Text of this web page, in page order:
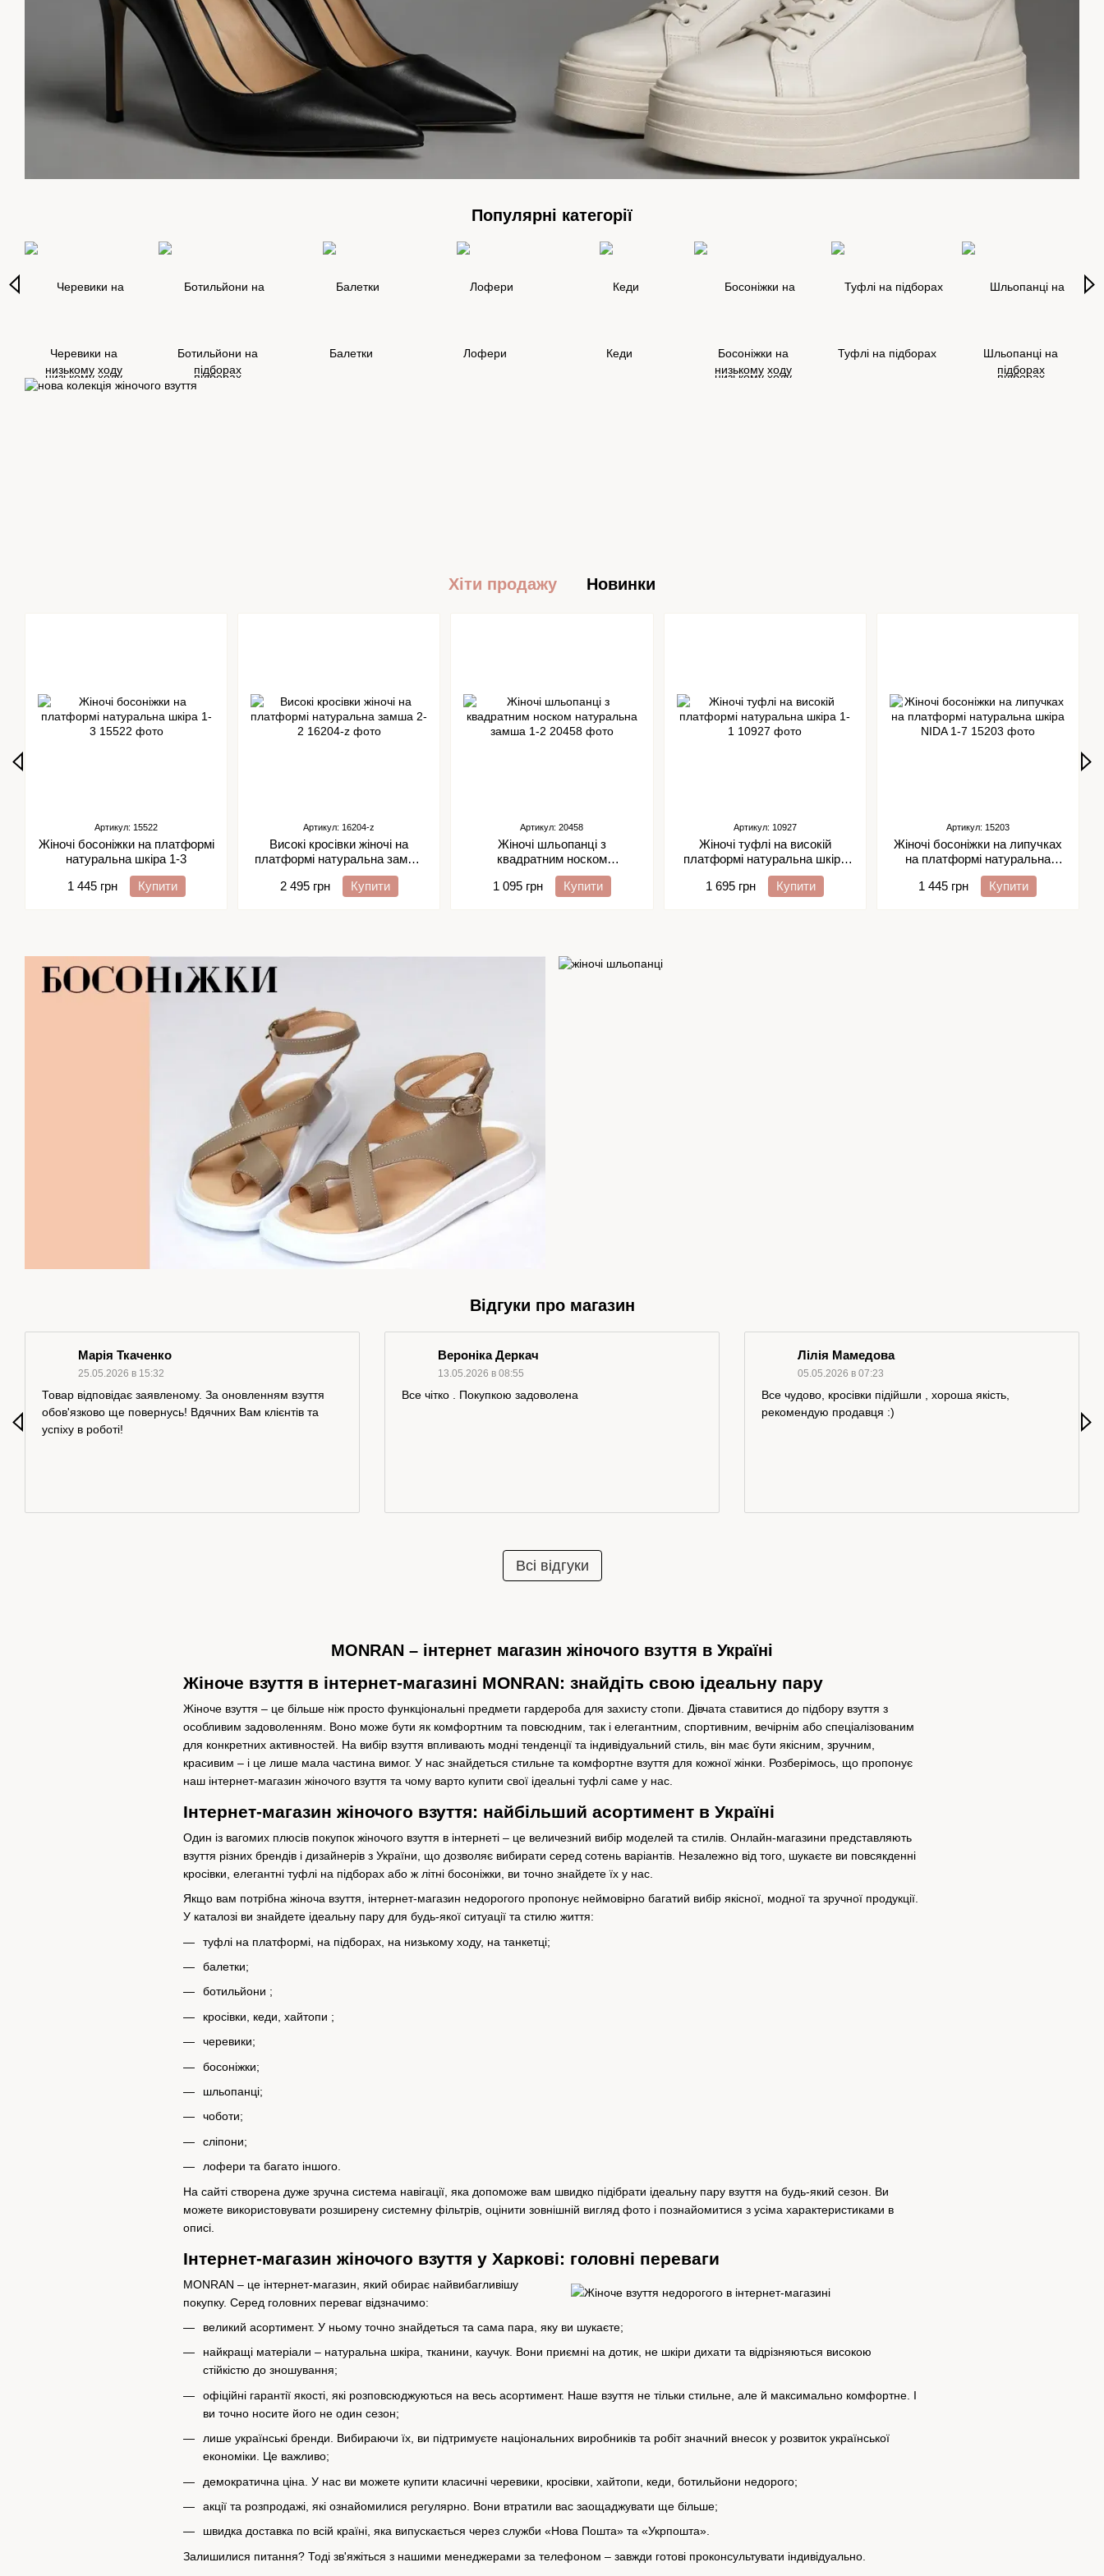
Популярні категорії
Черевики на
низькому ходу
Ботильйони на
підборах
Балетки Лофери Кеди
Босоніжки на
низькому ходу
Туфлі на підборах
Шльопанці на
підборах
Хіти продажу Новинки
Артикул: 15522
Жіночі босоніжки на платформі
натуральна шкіра 1-3
1 445 грн
Купити
Артикул: 16204-z
Високі кросівки жіночі на
платформі натуральна замша
2-2
2 495 грн
Купити
Артикул: 20458
Жіночі шльопанці з
квадратним носком
натуральна замша 1-2
1 095 грн
Купити
Артикул: 10927
Жіночі туфлі на високій
платформі натуральна шкіра
1-1
1 695 грн
Купити
Артикул: 15203
Жіночі босоніжки на липучках
на платформі натуральна
шкіра NIDA 1-7
1 445 грн
Купити
Відгуки про магазин
Марія Ткаченко
25.05.2026 в 15:32
Товар відповідає заявленому. За оновленням взуття
обов'язково ще повернусь! Вдячних Вам клієнтів та
успіху в роботі!
Вероніка Деркач
13.05.2026 в 08:55
Все чітко . Покупкою задоволена
Лілія Мамедова
05.05.2026 в 07:23
Все чудово, кросівки підійшли , хороша якість,
рекомендую продавця :)
Всі відгуки
MONRAN – інтернет магазин жіночого взуття в Україні
Жіноче взуття в інтернет-магазині MONRAN: знайдіть свою ідеальну пару
Жіноче взуття – це більше ніж просто функціональні предмети гардероба для захисту стопи. Дівчата ставитися до підбору взуття з
особливим задоволенням. Воно може бути як комфортним та повсюдним, так і елегантним, спортивним, вечірнім або спеціалізованим
для конкретних активностей. На вибір взуття впливають модні тенденції та індивідуальний стиль, він має бути якісним, зручним,
красивим – і це лише мала частина вимог. У нас знайдеться стильне та комфортне взуття для кожної жінки. Розберімось, що пропонує
наш інтернет-магазин жіночого взуття та чому варто купити свої ідеальні туфлі саме у нас.
Інтернет-магазин жіночого взуття: найбільший асортимент в Україні
Один із вагомих плюсів покупок жіночого взуття в інтернеті – це величезний вибір моделей та стилів. Онлайн-магазини представляють
взуття різних брендів і дизайнерів з України, що дозволяє вибирати серед сотень варіантів. Незалежно від того, шукаєте ви повсякденні
кросівки, елегантні туфлі на підборах або ж літні босоніжки, ви точно знайдете їх у нас.
Якщо вам потрібна жіноча взуття, інтернет-магазин недорогого пропонує неймовірно багатий вибір якісної, модної та зручної продукції.
У каталозі ви знайдете ідеальну пару для будь-якої ситуації та стилю життя:
туфліна платформі, на підборах, на низькому ходу, на танкетці;
балетки;
ботильйони ;
кросівки, кеди, хайтопи ;
черевики;
босоніжки;
шльопанці;
чоботи;
сліпони;
лофери та багато іншого.
На сайті створена дуже зручна система навігації, яка допоможе вам швидко підібрати ідеальну пару взуття на будь-який сезон. Ви
можете використовувати розширену системну фільтрів, оцінити зовнішній вигляд фото і познайомитися з усіма характеристиками в
описі.
Інтернет-магазин жіночого взуття у Харкові: головні переваги
MONRAN – це інтернет-магазин, який обирає найвибагливішу
покупку. Серед головних переваг відзначимо:
великий асортимент. У ньому точно знайдеться та сама пара, яку ви шукаєте;
найкращі матеріали – натуральна шкіра, тканини, каучук. Вони приємні на дотик, не шкіри дихати та відрізняються високою
стійкістю до зношування;
офіційні гарантії якості, які розповсюджуються на весь асортимент. Наше взуття не тільки стильне, але й максимально комфортне. І
ви точно носите його не один сезон;
лише українські бренди. Вибираючи їх, ви підтримуєте національних виробників та робіт значний внесок у розвиток української
економіки. Це важливо;
демократична ціна. У нас ви можете купити класичні черевики, кросівки, хайтопи, кеди, ботильйони недорого;
акції та розпродажі, які ознайомилися регулярно. Вони втратили вас заощаджувати ще більше;
швидка доставка по всій країні, яка випускається через служби «Нова Пошта» та «Укрпошта».
Залишилися питання? Тоді зв'яжіться з нашими менеджерами за телефоном – завжди готові проконсультувати індивідуально.